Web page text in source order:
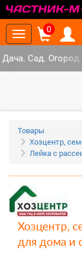
Toggle
navigation
0
Дача. Сад.
Товары
Хозцентр,
Лейка с
Хозцентр,
для дома и
‹